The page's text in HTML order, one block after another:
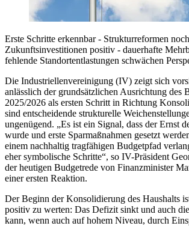
Erste Schritte erkennbar - Strukturreformen
Zukunftsinvestitionen positiv - dauerhafte
fehlende Standortentlastungen schwächen
Die Industriellenvereinigung (IV) zeigt sich
anlässlich der grundsätzlichen Ausrichtung des
2025/2026 als ersten Schritt in Richtung
sind entscheidende strukturelle
ungenügend. „Es ist ein Signal, dass der Ernst
wurde und erste Sparmaßnahmen gesetzt
einem nachhaltig tragfähigen Budgetpfad
eher symbolische Schritte“, so IV-Präsident
der heutigen Budgetrede von Finanzminister
einer ersten Reaktion.
Der Beginn der Konsolidierung des Haushalts
positiv zu werten: Das Defizit sinkt und auch
kann, wenn auch auf hohem Niveau, durch